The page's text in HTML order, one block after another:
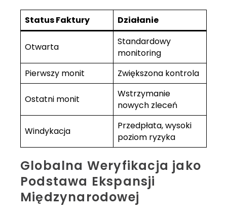
Status Faktury Działanie
Otwarta
Standardowy
monitoring
Pierwszy monit
Zwiększona kontrola
Ostatni monit
Wstrzymanie
nowych zleceń
Windykacja
Przedpłata, wysoki
poziom ryzyka
Globalna Weryfikacja jako
Podstawa Ekspansji
Międzynarodowej